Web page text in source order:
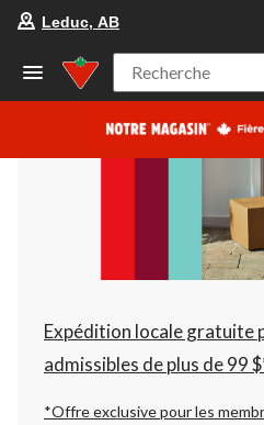
à
Leduc, AB
Recherche
Expédition locale gratuite
admissibles de plus de 99
*Offre exclusive pour les